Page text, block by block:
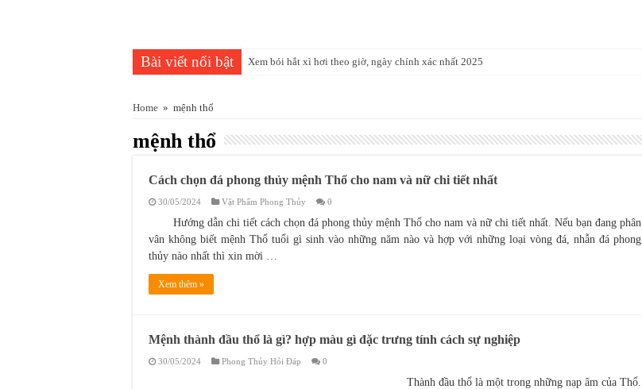
Bài viết nổi bật Xem bói hắt xì hơi theo giờ, ngày chính xác nhất 2025
Cách Xem phong thủy nhà ở chính xác nhất để hóa Hung đón Cát
Mệnh Hỏa hợp màu gì nhất? nên chọn màu gì để May Mắn Thành Công
Có nên trồng cây Vạn Tuế trước nhà để kích tài, kích lộc hay không?
Trong phong thủy tuổi Ngọ hợp màu gì năm 2023
Home » mệnh thổ
mệnh thổ
Cách chọn đá phong thủy mệnh Thổ cho nam và nữ chi tiết nhất
30/05/2024 Vật Phẩm Phong Thủy 0
Hướng dẫn chi tiết cách chọn đá phong thủy mệnh Thổ cho nam và nữ chi tiết nhất. Nếu bạn đang phân
vân không biết mệnh Thổ tuổi gì sinh vào những năm nào và hợp với những loại vòng đá, nhẫn đá phong
thủy nào nhất thì xin mời …
Xem thêm »
Mệnh thành đầu thổ là gì? hợp màu gì đặc trưng tính cách sự nghiệp
30/05/2024 Phong Thủy Hỏi Đáp 0
Thành đầu thổ là một trong những nạp âm của Thổ.